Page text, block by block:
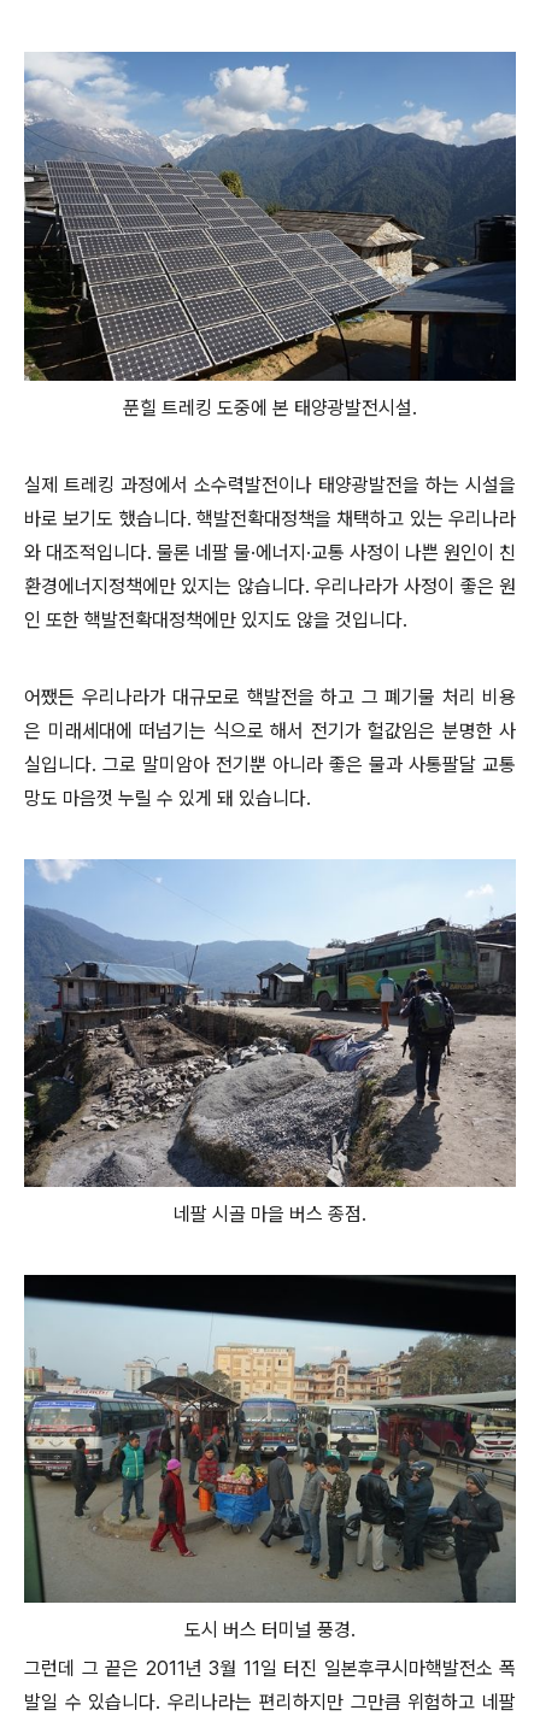
푼힐 트레킹 도중에 본 태양광발전시설.
실제 트레킹 과정에서 소수력발전이나 태양광발전을 하는 시설을
바로 보기도 했습니다. 핵발전확대정책을 채택하고 있는 우리나라
와 대조적입니다. 물론 네팔 물·에너지·교통 사정이 나쁜 원인이 친
환경에너지정책에만 있지는 않습니다. 우리나라가 사정이 좋은 원
인 또한 핵발전확대정책에만 있지도 않을 것입니다.
어쨌든 우리나라가 대규모로 핵발전을 하고 그 폐기물 처리 비용
은 미래세대에 떠넘기는 식으로 해서 전기가 헐값임은 분명한 사
실입니다. 그로 말미암아 전기뿐 아니라 좋은 물과 사통팔달 교통
망도 마음껏 누릴 수 있게 돼 있습니다.
네팔 시골 마을 버스 종점.
도시 버스 터미널 풍경.
그런데 그 끝은 2011년 3월 11일 터진 일본후쿠시마핵발전소 폭
발일 수 있습니다. 우리나라는 편리하지만 그만큼 위험하고 네팔